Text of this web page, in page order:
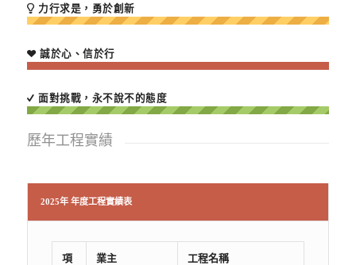
力行求是，勇於創新
誠於心、信於行
面對挑戰，永不說不的態度
歷年工程實績
2025年 年度工程實績表
項
業主 工程名稱